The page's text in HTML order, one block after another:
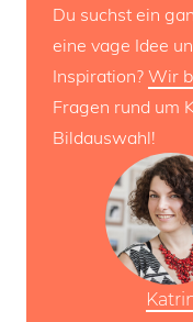
Du suchst ein
eine vage Idee
Inspiration? Wir
Fragen rund um
Bildauswahl!